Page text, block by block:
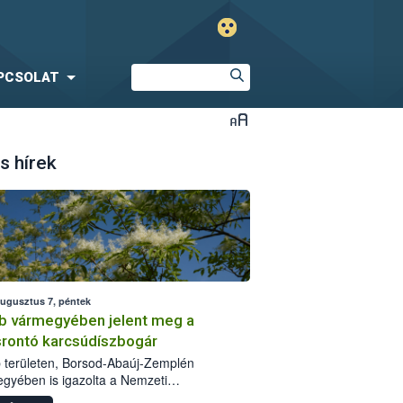
hírek
7, péntek
vármegyében jelent meg a
karcsúdíszbogár
területen, Borsod-Abaúj-Zemplén
is igazolta a Nemzeti
biztonsági Hivatal (Nébih) a